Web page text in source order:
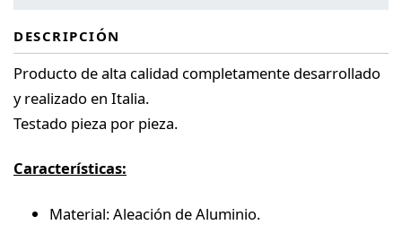
DESCRIPCIÓN
Producto de alta calidad completamente desarrollado
y realizado en Italia.
Testado pieza por pieza.
Características:
Material: Aleación de Aluminio.